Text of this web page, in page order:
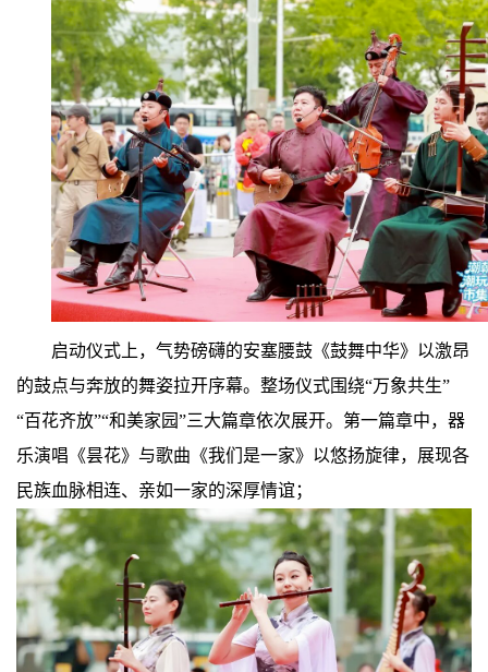
启动仪式上，气势磅礴的安塞腰鼓《鼓舞中华》以激昂
的鼓点与奔放的舞姿拉开序幕。整场仪式围绕“万象共生”
“百花齐放”“和美家园”三大篇章依次展开。第一篇章中，器
乐演唱《昙花》与歌曲《我们是一家》以悠扬旋律，展现各
民族血脉相连、亲如一家的深厚情谊；